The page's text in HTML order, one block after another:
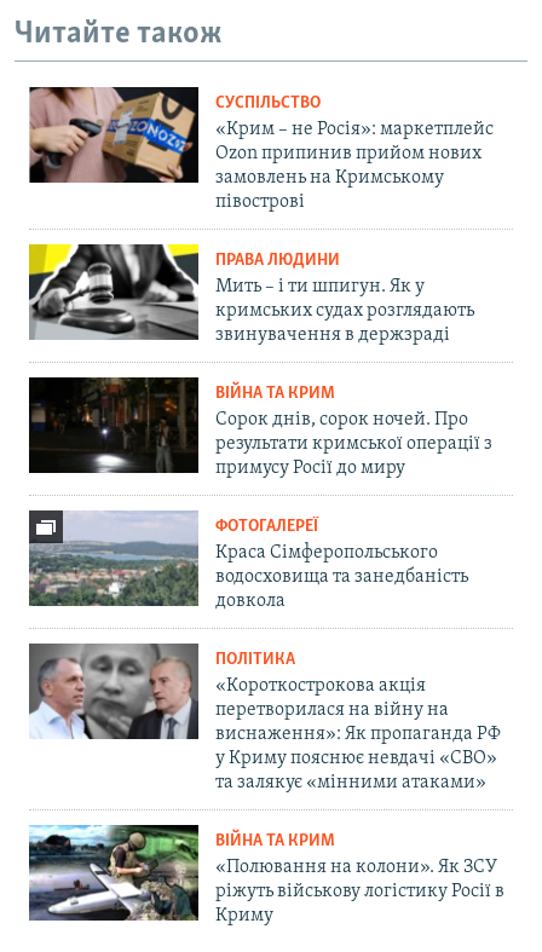
Читайте також
СУСПІЛЬСТВО
«Крим – не Росія»: маркетплейс
Ozon припинив прийом нових
замовлень на Кримському
півострові
ПРАВА ЛЮДИНИ
Мить – і ти шпигун. Як у
кримських судах розглядають
звинувачення в держзраді
ВІЙНА ТА КРИМ
Сорок днів, сорок ночей. Про
результати кримської операції з
примусу Росії до миру
ФОТОГАЛЕРЕЇ
Краса Сімферопольського
водосховища та занедбаність
довкола
ПОЛІТИКА
«Короткострокова акція
перетворилася на війну на
виснаження»: Як пропаганда РФ
у Криму пояснює невдачі «СВО»
та залякує «мінними атаками»
ВІЙНА ТА КРИМ
«Полювання на колони». Як ЗСУ
ріжуть військову логістику Росії в
Криму